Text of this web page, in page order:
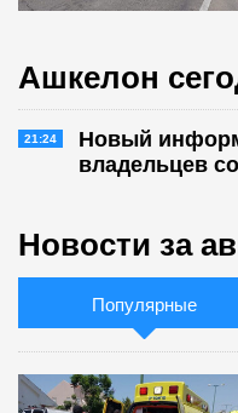
Ашкелон
21:24
Новый
владельцев
Новости за
Популярные